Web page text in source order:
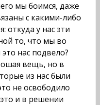
мы боимся, даже
с какими-либо
откуда у нас эти
то, что мы во
нас подвело?
вещь, но в
из нас были
не осво­бодило
и в решении